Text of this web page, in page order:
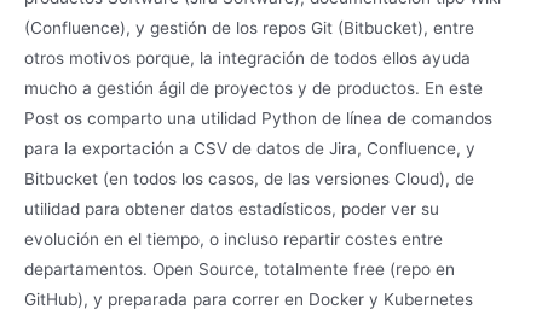
(Confluence), y gestión de los repos Git (Bitbucket), entre
otros motivos porque, la integración de todos ellos ayuda
mucho a gestión ágil de proyectos y de productos. En este
Post os comparto una utilidad Python de línea de comandos
para la exportación a CSV de datos de Jira, Confluence, y
Bitbucket (en todos los casos, de las versiones Cloud), de
utilidad para obtener datos estadísticos, poder ver su
evolución en el tiempo, o incluso repartir costes entre
departamentos. Open Source, totalmente free (repo en
GitHub), y preparada para correr en Docker y Kubernetes